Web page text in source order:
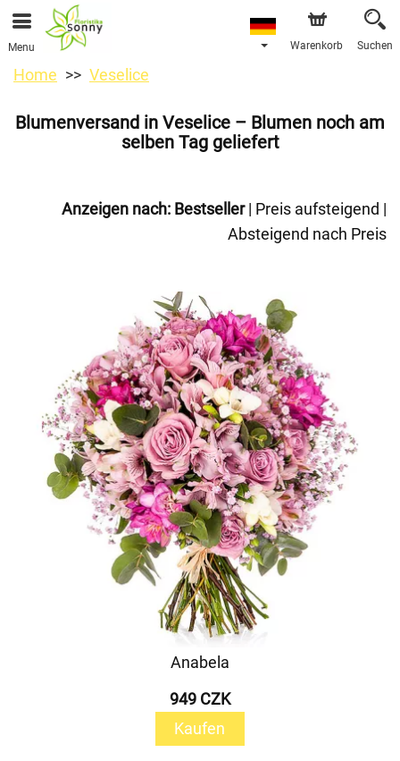
Menu Warenkorb Suchen
Home Veselice
Blumenversand in Veselice – Blumen noch am
selben Tag geliefert
Anzeigen nach: Bestseller| Preis aufsteigend |
Absteigend nach Preis
Anabela
949 CZK
Kaufen